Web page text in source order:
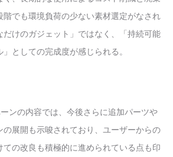
でも環境負荷の少ない素材選定がなされ
だけのガジェット」ではなく、「持続可能
としての完成度が感じられる。
ンの内容では、今後さらに追加パーツや
の展開も示唆されており、ユーザーからの
の改良も積極的に進められている点も印